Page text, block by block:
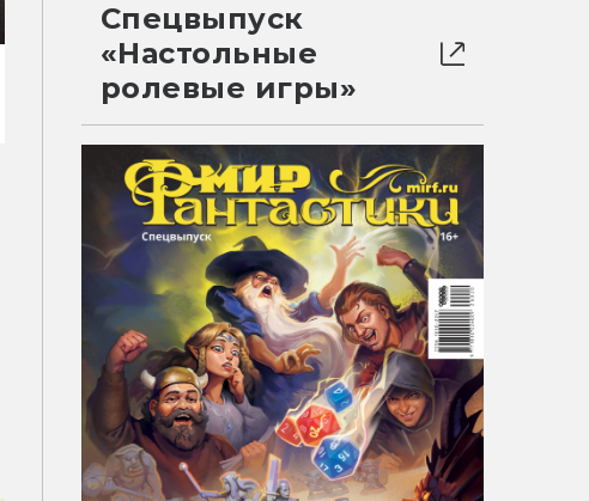
Спецвыпуск
«Настольные
ролевые игры»